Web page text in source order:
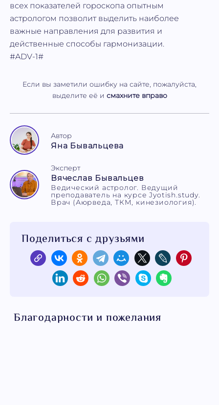
всех показателей гороскопа опытным
астрологом позволит выделить наиболее
важные направления для развития и
действенные способы гармонизации.
#ADV-1#
Если вы заметили ошибку на сайте, пожалуйста,
выделите её и смахните вправо
Автор
Яна Бывальцева
Эксперт
Вячеслав Бывальцев
Ведический астролог. Ведущий
преподаватель на курсе Jyotish.study.
Врач (Аюрведа, ТКМ, кинезиология).
Поделиться с друзьями
Благодарности и пожелания